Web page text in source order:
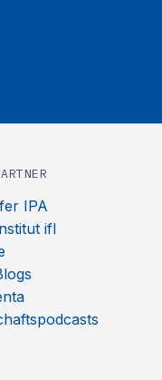
IPA
ifl